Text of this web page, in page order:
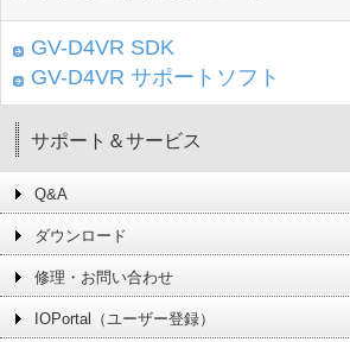
GV-D4VR SDK
GV-D4VR サポートソフト
サポート＆サービス
Q&A
ダウンロード
修理・お問い合わせ
IOPortal（ユーザー登録）